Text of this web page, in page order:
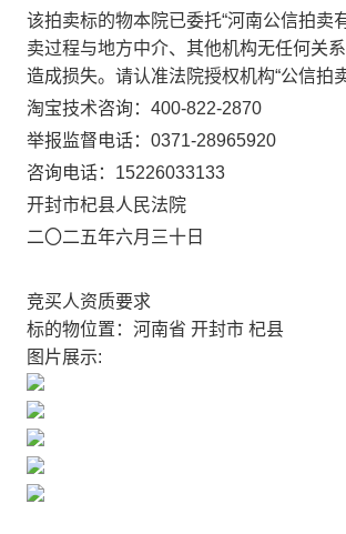
该拍卖标的物本院已委托“河南公信拍卖
卖过程与地方中介、其他机构无任何关
造成损失。请认准法院授权机构“公信拍卖
淘宝技术咨询： 400-822-2870
举报监督电话： 0371-28965920
咨询电话： 15226033133
开封市杞县人民法院
二〇二五年六月三十 日
竞买人资质要求
标的物位置：河南省 开封市 杞县
图片展示: